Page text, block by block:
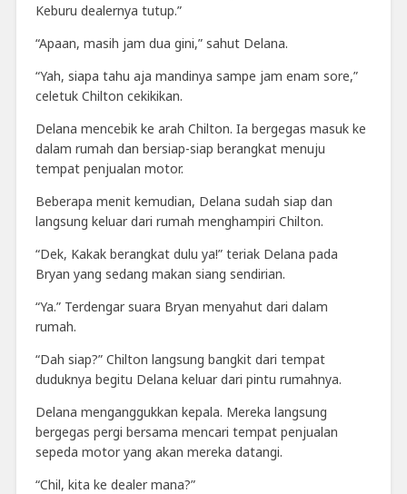
Keburu dealernya tutup.”
“Apaan, masih jam dua gini,” sahut Delana.
“Yah, siapa tahu aja mandinya sampe jam enam sore,”
celetuk Chilton cekikikan.
Delana mencebik ke arah Chilton. Ia bergegas masuk ke
dalam rumah dan bersiap-siap berangkat menuju
tempat penjualan motor.
Beberapa menit kemudian, Delana sudah siap dan
langsung keluar dari rumah menghampiri Chilton.
“Dek, Kakak berangkat dulu ya!” teriak Delana pada
Bryan yang sedang makan siang sendirian.
“Ya.” Terdengar suara Bryan menyahut dari dalam
rumah.
“Dah siap?” Chilton langsung bangkit dari tempat
duduknya begitu Delana keluar dari pintu rumahnya.
Delana menganggukkan kepala. Mereka langsung
bergegas pergi bersama mencari tempat penjualan
sepeda motor yang akan mereka datangi.
“Chil, kita ke dealer mana?”